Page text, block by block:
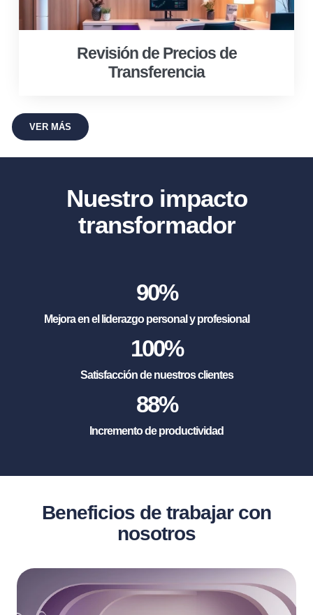
Revisión de Precios de
Transferencia
VER MÁS
Nuestro impacto
transformador
90%
Mejora en el liderazgo personal y profesional
100%
Satisfacción de nuestros clientes
88%
Incremento de productividad
Beneficios de trabajar con
nosotros